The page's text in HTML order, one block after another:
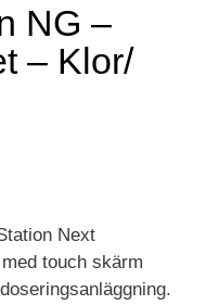
NG –
– Klor/
Next
touch skärm